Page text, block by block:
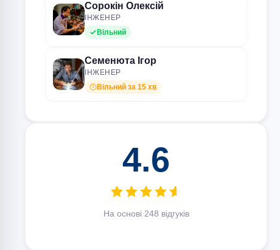
Сорокін Олексій
ІНЖЕНЕР
Вільний
Семенюта Ігор
ІНЖЕНЕР
Вільний за 15 хв
4.6
На основі 248 відгуків